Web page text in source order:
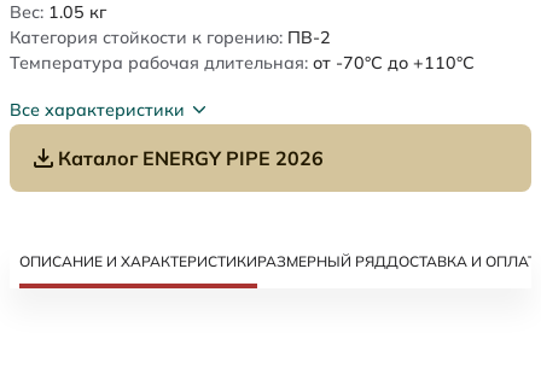
Вес: 1.05 кг
Категория стойкости к горению: ПВ-2
Температура рабочая длительная: от -70°C до +110°C
Все характеристики
Каталог ENERGY PIPE 2026
ОПИСАНИЕ И ХАРАКТЕРИСТИКИРАЗМЕРНЫЙ РЯДДОСТАВКА И